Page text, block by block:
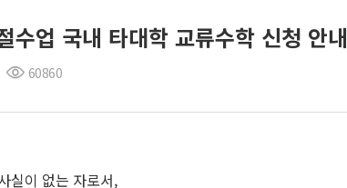
수업 국내 타대학 교류수학 신청 안내
60860
실이 없는 자로서,